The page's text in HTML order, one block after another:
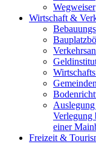
Wegweiser
Wirtschaft &
Verlegung
einer
Freizeit &